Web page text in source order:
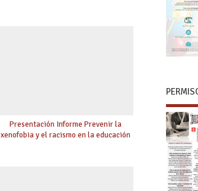
Presentación Informe Prevenir la
xenofobia y el racismo en la educación